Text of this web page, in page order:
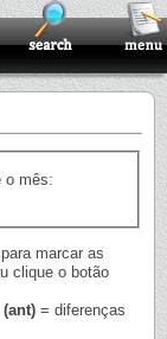
o mês:
marcar as
clique o botão
(ant) = diferenças